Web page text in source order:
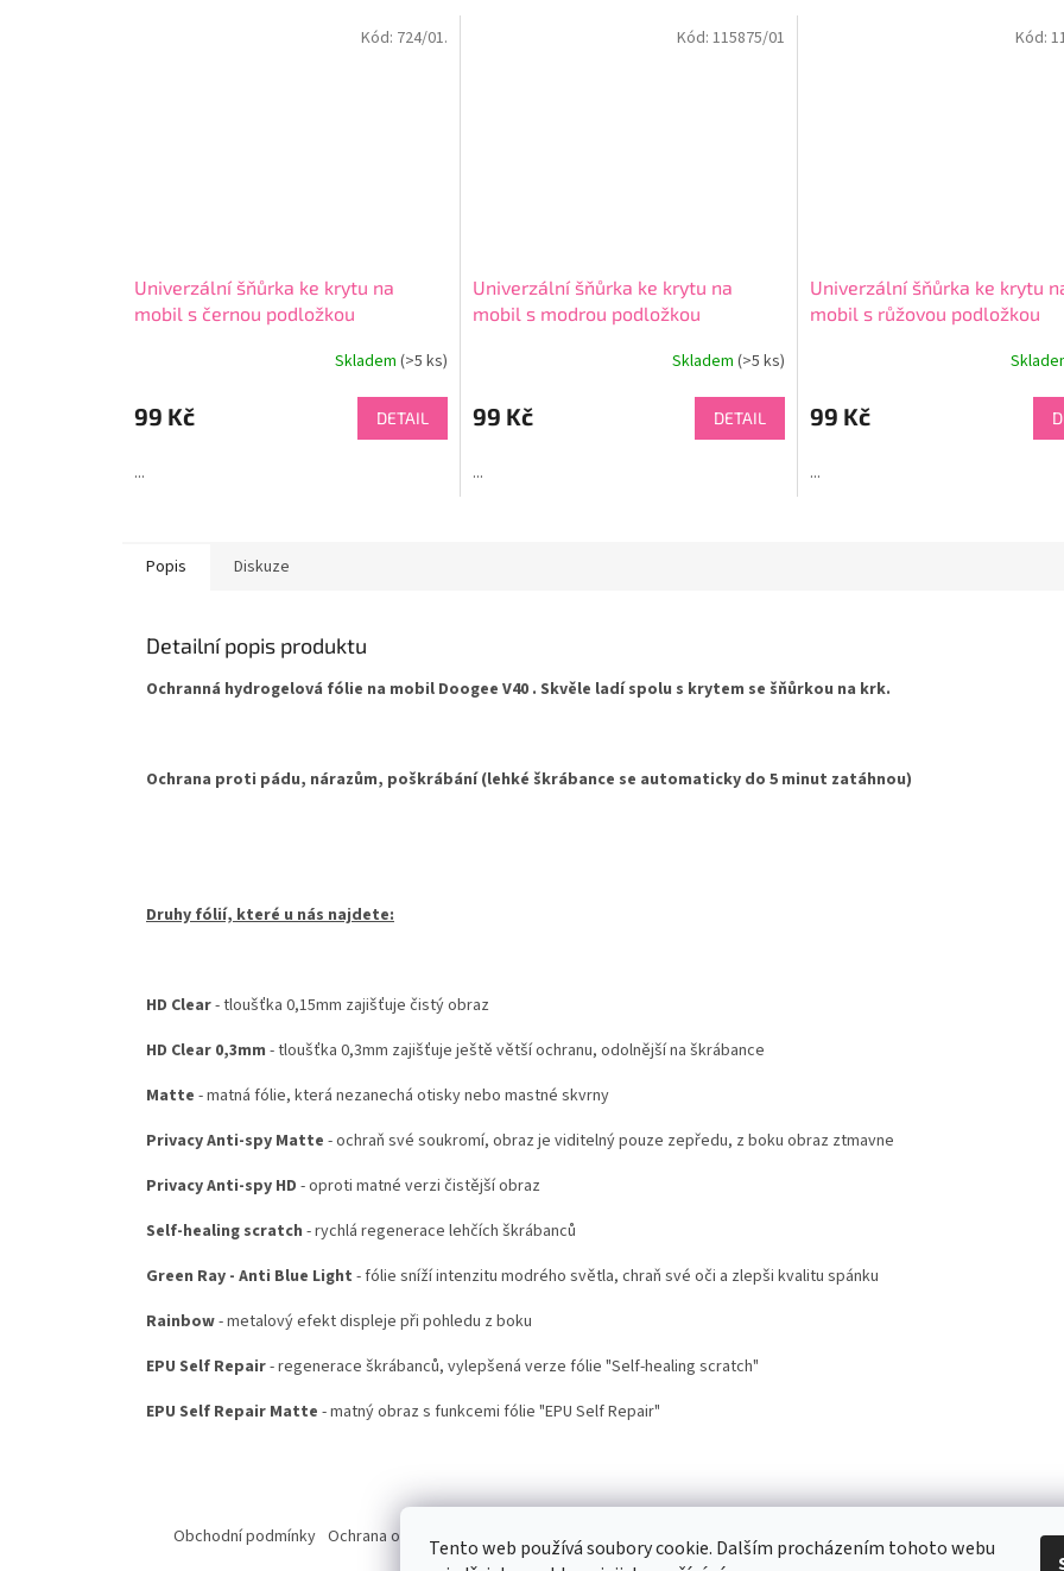
Tento web používá soubory cookie. Dalším procházením tohoto webu
Univerzální šňůrka ke krytu na
mobil s černou podložkou
Skladem (>5 ks)
99 Kč DETAIL
...
Kód: 724/01.
Univerzální šňůrka ke krytu na
mobil s modrou podložkou
produktu
je
z
Skladem(>5 ks)
99 Kč DETAIL
...
Kód: 115875/01
Univerzální šňůrka ke krytu
mobil s růžovou podložkou
99 Kč
...
Kód:
Popis Diskuze
Detailní popis produktu
Ochranná hydrogelová fólie na mobil Doogee V40 . Skvěle ladí spolu s krytem se šňůrkou na krk.
Ochrana proti pádu, nárazům, poškrábání (lehké škrábance se automaticky do 5 minut zatáhnou)
Druhy fólií, které u nás najdete:
HD Clear- tloušťka 0,15mm zajišťuje čistý obraz
HD Clear 0,3mm - tloušťka 0,3mm zajišťuje ještě větší ochranu, odolnější na škrábance
Matte - matná fólie, která nezanechá otisky nebo mastné skvrny
Privacy Anti-spy Matte - ochraň své soukromí, obraz je viditelný pouze zepředu, z boku obraz ztmavne
Privacy Anti-spy HD - oproti matné verzi čistější obraz
Self-healing scratch - rychlá regenerace lehčích škrábanců
Green Ray - Anti Blue Light - fólie sníží intenzitu modrého světla, chraň své oči a zlepši kvalitu spánku
Rainbow- metalový efekt displeje při pohledu z boku
EPU Self Repair- regenerace škrábanců, vylepšená verze fólie "Self-healing scratch"
EPU Self Repair Matte - matný obraz s funkcemi fólie "EPU Self Repair"
Obchodní podmínky Ochrana osobních údajů Odstoupení od smlouvy Doprava Kontakt Proč nosit mobil s krytem na